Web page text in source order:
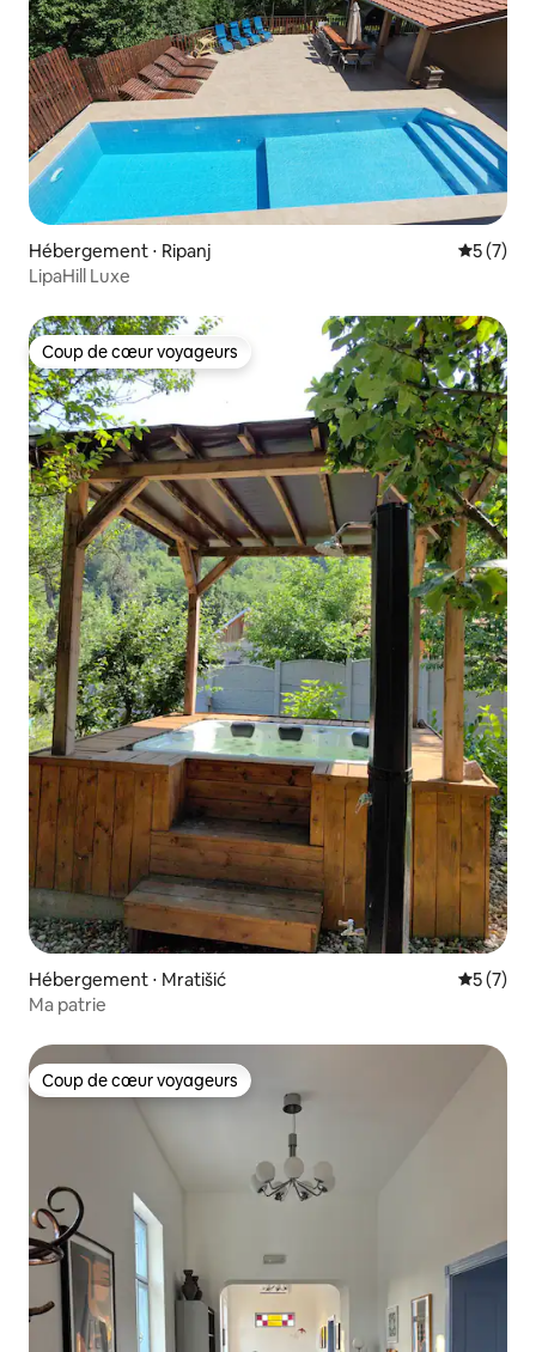
Hébergement ⋅ Ripanj
5 (7)
LipaHill Luxe
Coup de cœur voyageurs
Coup de cœur voyageurs
Hébergement ⋅ Mratišić
5 (7)
Ma patrie
Coup de cœur voyageurs
Coup de cœur voyageurs